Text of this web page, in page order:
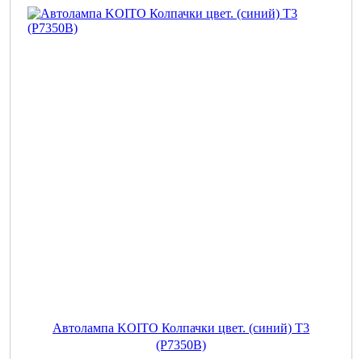
Автолампа KOITO Колпачки цвет. (синий) T3
(P7350B)